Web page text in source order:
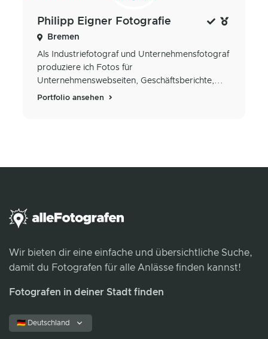
Philipp Eigner Fotografie
Bremen
Als Industriefotograf und Unternehmensfotograf
produziere ich Fotos für
Unternehmenswebseiten, Geschäftsberichte,...
Portfolio ansehen
Wir bieten dir eine einfache und übersichtliche Suche,
damit du Fotografen für alle Anlässe finden kannst!
Fotografen in deiner Stadt finden
🇩🇪 Deutschland